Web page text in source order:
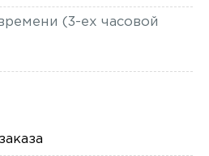
(3-ех часовой